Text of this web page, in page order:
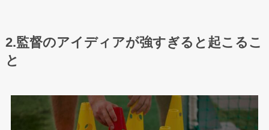
2.監督のアイディアが強すぎると起こるこ
と